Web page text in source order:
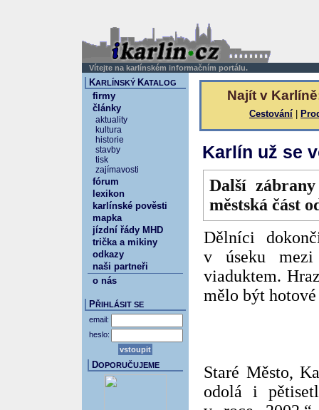
Vítejte na karlínském informačním portálu.
Najít v
Cestování
Karlín už se
Další
městská část
Dělníci
v úseku mezi
viaduktem.
mělo být
Staré Město,
odolá i
KARLÍNSKÝ KATALOG
firmy
články
aktuality
kultura
historie
stavby
tisk
zajímavosti
fórum
lexikon
karlínské pověsti
mapka
jízdní řády MHD
trička a mikiny
odkazy
naši partneři
o nás
PŘIHLÁSIT SE
email:
heslo:
DOPORUČUJEME